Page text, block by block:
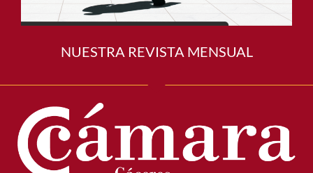
NUESTRA REVISTA MENSUAL